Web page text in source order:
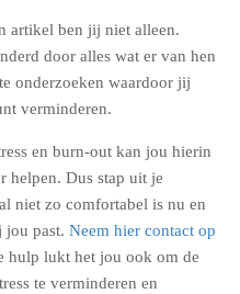
artikel ben jij niet alleen.
door alles wat er van hen
onderzoeken waardoor jij
verminderen.
en burn-out kan jou hierin
helpen. Dus stap uit je
niet zo comfortabel is nu en
jou past. Neem hier contact op
hulp lukt het jou ook om de
te verminderen en